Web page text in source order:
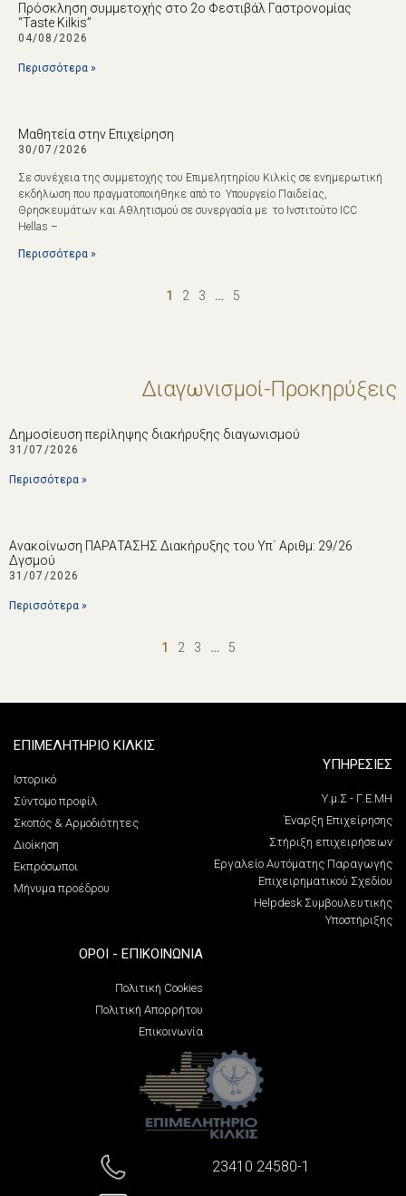
Πρόσκληση συμμετοχής στο 2ο Φεστιβάλ Γαστρονομίας
“Taste Kilkis”
04/08/2026
Περισσότερα »
Μαθητεία στην Επιχείρηση
30/07/2026
Σε συνέχεια της συμμετοχής του Επιμελητηρίου Κιλκίς σε ενημερωτική
εκδήλωση που πραγματοποιήθηκε από το Υπουργείο Παιδείας,
Θρησκευμάτων και Αθλητισμού σε συνεργασία με το Ινστιτούτο ICC
Hellas –
Περισσότερα »
1 2 3 … 5
Διαγωνισμοί-Προκηρύξεις
Δημοσίευση περίληψης διακήρυξης διαγωνισμού
31/07/2026
Περισσότερα »
Ανακοίνωση ΠΑΡΑΤΑΣΗΣ Διακήρυξης του Υπ΄ Αριθμ: 29/26
Δγσμού
31/07/2026
Περισσότερα »
1 2 3 … 5
ΕΠΙΜΕΛΗΤΗΡΙΟ ΚΙΛΚΙΣ
Ιστορικό
Σύντομο προφίλ
Σκοπός & Αρμοδιότητες
Διοίκηση
Εκπρόσωποι
Μήνυμα προέδρου
ΥΠΗΡΕΣΙΕΣ
Υ.μ.Σ - Γ.Ε.ΜΗ
Έναρξη Επιχείρησης
Στήριξη επιχειρήσεων
Εργαλείο Αυτόματης Παραγωγής
Επιχειρηματικού Σχεδίου
Helpdesk Συμβουλευτικής
Υποστήριξης
ΌΡΟΙ - ΕΠΙΚΟΙΝΩΝΊΑ
Πολιτική Cookies
Πολιτική Απορρήτου
Επικοινωνία
23410 24580-1